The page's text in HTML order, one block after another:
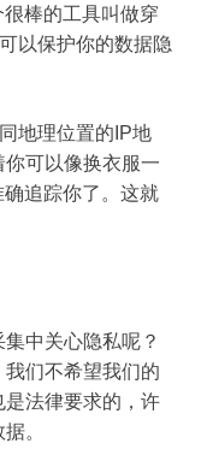
棒的工具叫做穿
以保护你的数据隐
地理位置的IP地
可以像换衣服一
追踪你了。这就
中关心隐私呢？
们不希望我们的
法律要求的，许
。